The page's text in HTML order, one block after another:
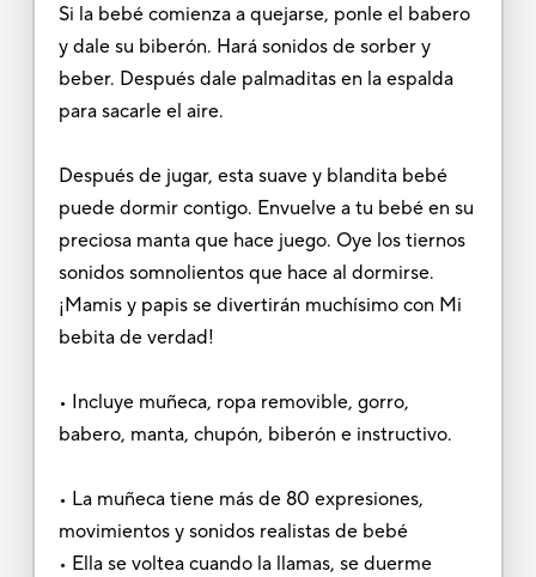
Si la bebé comienza a quejarse, ponle el babero
y dale su biberón. Hará sonidos de sorber y
beber. Después dale palmaditas en la espalda
para sacarle el aire.
Después de jugar, esta suave y blandita bebé
puede dormir contigo. Envuelve a tu bebé en su
preciosa manta que hace juego. Oye los tiernos
sonidos somnolientos que hace al dormirse.
¡Mamis y papis se divertirán muchísimo con Mi
bebita de verdad!
• Incluye muñeca, ropa removible, gorro,
babero, manta, chupón, biberón e instructivo.
• La muñeca tiene más de 80 expresiones,
movimientos y sonidos realistas de bebé
• Ella se voltea cuando la llamas, se duerme